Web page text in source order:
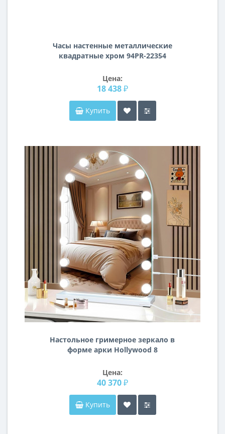
Часы настенные металлические
квадратные хром 94PR-22354
Цена:
18 438 ₽
Купить
Настольное гримерное зеркало в
форме арки Hollywood 8
Цена:
40 370 ₽
Купить